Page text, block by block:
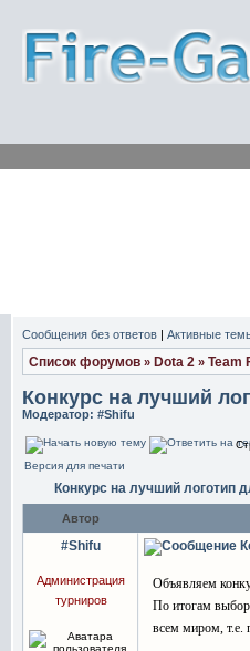
Сообщения без ответов | Активные
Список форумов » Dota 2 » Team
Конкурс на лучший
Модератор: #Shifu
Версия для печати
Конкурс на лучший логотип
Автор
#Shifu
Администрация
турниров
Объявляем
По итогам
всем миром, т.е.